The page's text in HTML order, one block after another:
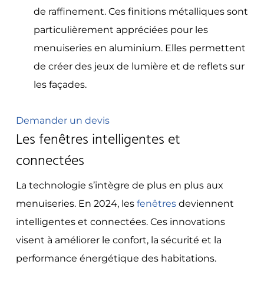
de raffinement. Ces finitions métalliques sont
particulièrement appréciées pour les
menuiseries en aluminium. Elles permettent
de créer des jeux de lumière et de reflets sur
les façades.
Demander un devis
Les fenêtres intelligentes et
connectées
La technologie s’intègre de plus en plus aux
menuiseries. En 2024, les fenêtresdeviennent
intelligentes et connectées. Ces innovations
visent à améliorer le confort, la sécurité et la
performance énergétique des habitations.